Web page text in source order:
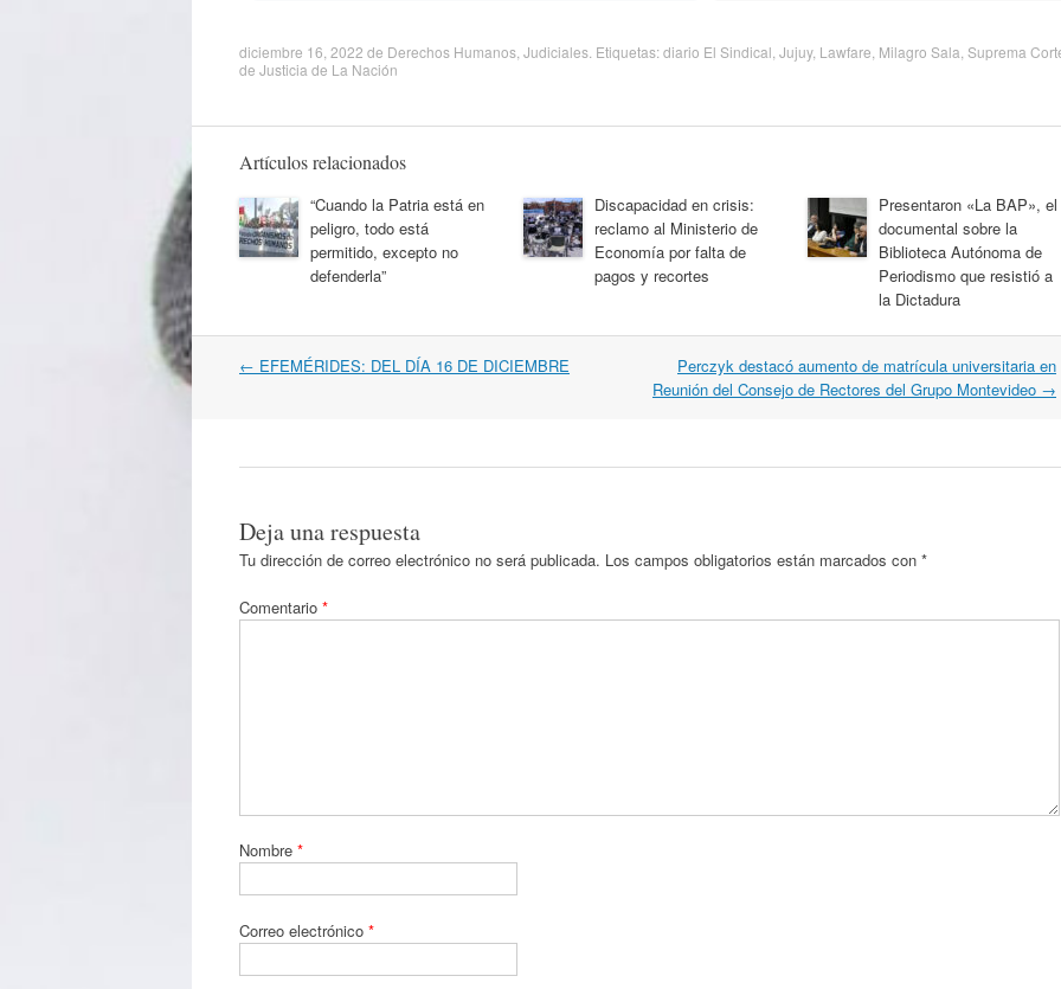
diciembre 16, 2022 de Derechos Humanos Judiciales . Etiquetas:diario El Sindical Jujuy, Lawfare Milagro Sala Suprema
de Justicia de La Nación
Artículos relacionados
“Cuando la Patria está en
peligro, todo está
permitido, excepto no
defenderla”
Discapacidad en crisis:
reclamo al Ministerio de
Economía por falta de
pagos y recortes
Presentaron «La BAP», el
documental sobre la
Biblioteca Autónoma de
Periodismo que resistió a
la Dictadura
Navegación
← EFEMÉRIDES: DEL DÍA 16 DE DICIEMBRE
Perczyk destacó aumento de matrícula universitaria en
Reunión del Consejo de Rectores del Grupo Montevideo →
Deja una respuesta
Tu dirección de correo electrónico no será publicada. Los campos obligatorios están marcados con *
Comentario *
Nombre *
Correo electrónico *